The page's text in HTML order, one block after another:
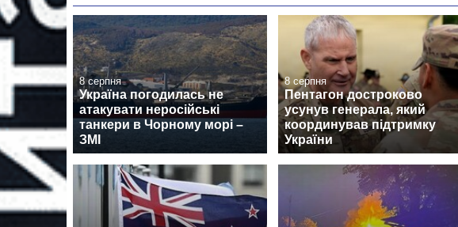
8 серпня
Україна погодилась не
атакувати неросійські
танкери в Чорному морі –
ЗМІ
8 серпня
Пентагон достроково
усунув генерала, який
координував підтримку
України